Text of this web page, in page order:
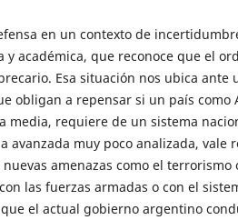
en un contexto de
académica, que reconoce que el
Esa situación nos ubica ante
obligan a repensar si un país como
media, requiere de un sistema
avanzada muy poco analizada, vale
amenazas como el terrorismo
las fuerzas armadas o con el
el actual gobierno argentino